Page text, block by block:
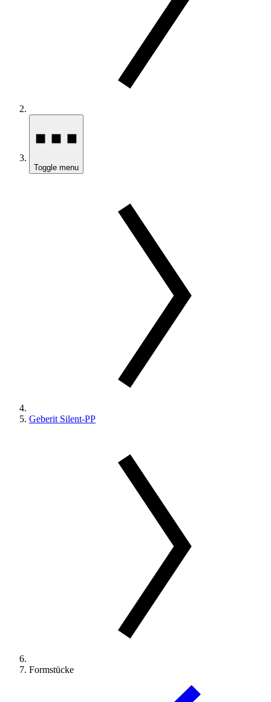
Toggle menu
Geberit Silent-PP
Formstücke